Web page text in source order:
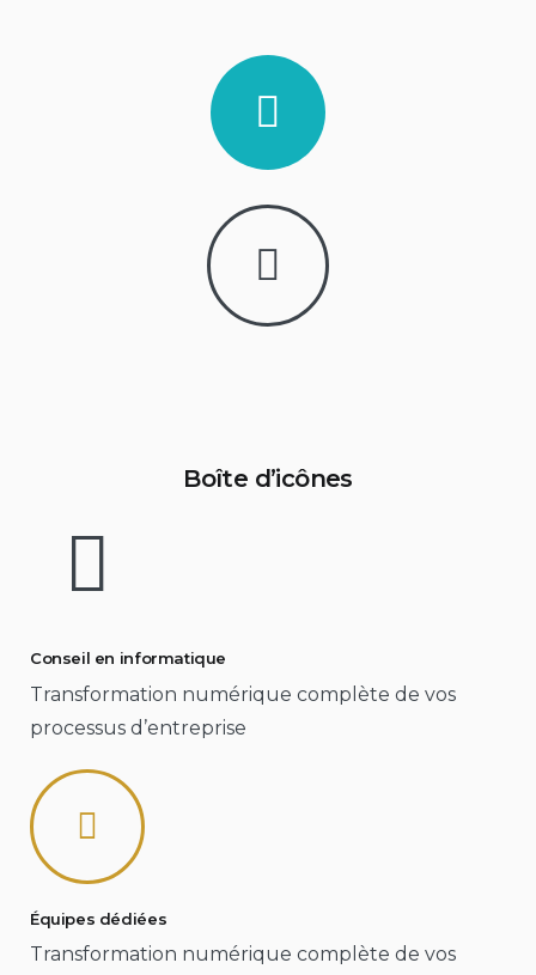
Boîte d’icônes
Conseil en informatique
Transformation numérique complète de vos
processus d’entreprise
Équipes dédiées
Transformation numérique complète de vos